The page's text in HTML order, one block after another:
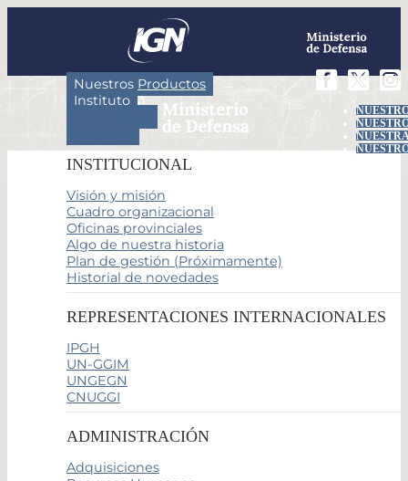
Nuestros Productos
Instituto
INSTITUCIONAL
Visión y misión
Cuadro organizacional
Oficinas provinciales
Algo de nuestra historia
Plan de gestión (Próximamente)
Historial de novedades
REPRESENTACIONES INTERNACIONALES
IPGH
UN-GGIM
UNGEGN
CNUGGI
ADMINISTRACIÓN
Adquisiciones